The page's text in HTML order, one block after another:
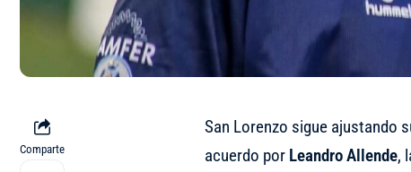
Comparte
San Lorenzo sigue ajustando
acuerdo por Leandro Allende,